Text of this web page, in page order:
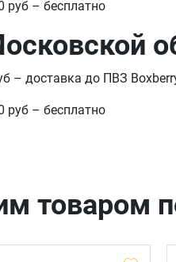
руб – бесплатно
– доставка до ПВЗ
руб – бесплатно
товаром